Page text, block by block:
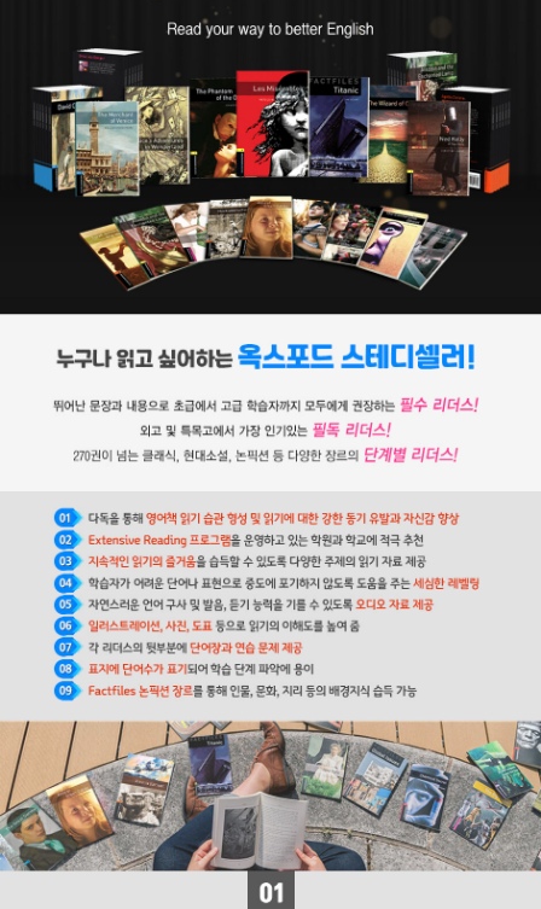
씨』를 출간해 즉각적인 성공을 거두었다. 1890년 건강이 악화한 스
티븐슨은 남태평양의 사모아로 이주해 원주민들의 사랑을 받으며 여
생을 보냈다. 1894년 44세의 나이에 뇌출혈로 사망했다. 「자살 클
럽」, 『유괴』, 『밸런트레이 귀공자』, 『팔레사의 해변』 등의 작품을 남
겼다.